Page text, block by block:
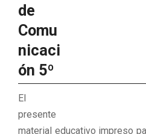
de
Comu
nicaci
ón 5º
El
presente
material educativo impreso